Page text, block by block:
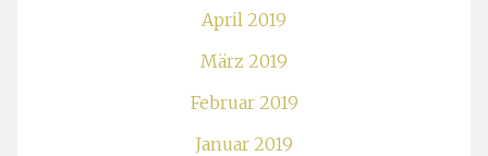
April 2019
März 2019
Februar 2019
Januar 2019